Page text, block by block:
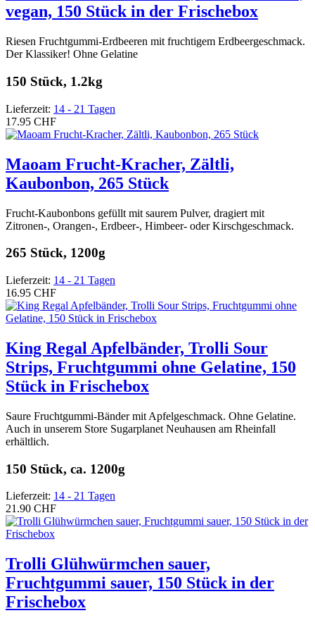
vegan, 150 Stück in der Frischebox
Riesen Fruchtgummi-Erdbeeren mit fruchtigem Erdbeergeschmack.
Der Klassiker! Ohne Gelatine
150 Stück, 1.2kg
Lieferzeit: 14 - 21 Tagen
17.95 CHF
Maoam Frucht-Kracher, Zältli,
Kaubonbon, 265 Stück
Frucht-Kaubonbons gefüllt mit saurem Pulver, dragiert mit
Zitronen-, Orangen-, Erdbeer-, Himbeer- oder Kirschgeschmack.
265 Stück, 1200g
Lieferzeit: 14 - 21 Tagen
16.95 CHF
King Regal Apfelbänder, Trolli Sour
Strips, Fruchtgummi ohne Gelatine, 150
Stück in Frischebox
Saure Fruchtgummi-Bänder mit Apfelgeschmack. Ohne Gelatine.
Auch in unserem Store Sugarplanet Neuhausen am Rheinfall
erhältlich.
150 Stück, ca. 1200g
Lieferzeit: 14 - 21 Tagen
21.90 CHF
Trolli Glühwürmchen sauer,
Fruchtgummi sauer, 150 Stück in der
Frischebox